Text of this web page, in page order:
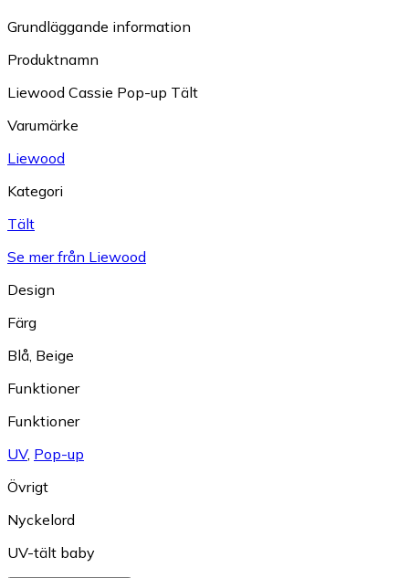
Grundläggande information
Produktnamn
Liewood Cassie Pop-up Tält
Varumärke
Liewood
Kategori
Tält
Se mer från Liewood
Design
Färg
Blå Beige
Funktioner
Funktioner
UV, Pop-up
Övrigt
Nyckelord
UV-tält baby